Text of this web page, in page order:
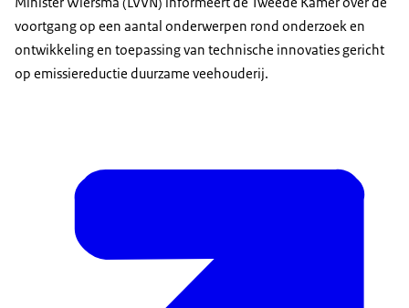
voortgang op een aantal onderwerpen rond onderzoek en
ontwikkeling en toepassing van technische innovaties gericht
op emissiereductie duurzame veehouderij.